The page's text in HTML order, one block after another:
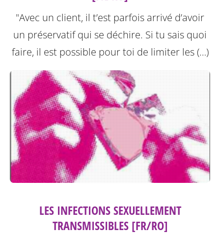
"Avec un client, il t’est parfois arrivé d’avoir
un préservatif qui se déchire. Si tu sais quoi
faire, il est possible pour toi de limiter les (…)
LES INFECTIONS SEXUELLEMENT
TRANSMISSIBLES [FR/RO]